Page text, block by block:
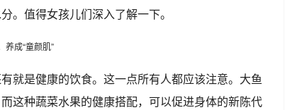
。值得女孩儿们深入了解一下。
就是健康的饮食。这一点所有人都应该注意。大鱼
这种蔬菜水果的健康搭配，可以促进身体的新陈代